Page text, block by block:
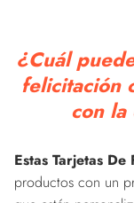
¿Cuál
felicitación
con la
Estas Tarjetas
productos con un